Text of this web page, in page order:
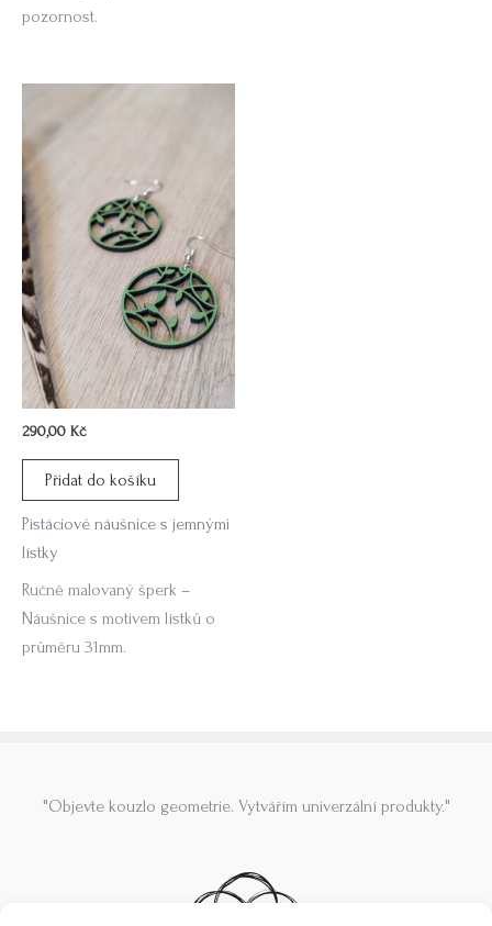
pozornost.
290,00 Kč
Přidat do košíku
Pistáciové náušnice s jemnými
lístky
Ručně malovaný šperk –
Náušnice s motivem lístků o
průměru 31mm.
"Objevte kouzlo geometrie. Vytvářím univerzální produkty."